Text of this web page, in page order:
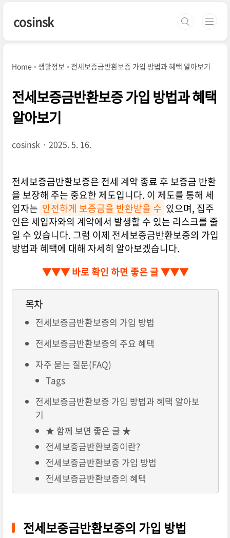
cosinsk
Home 생활정보 전세보증금반환보증 가입 방법과 혜택 알아보기
전세보증금반환보증 가입 방법과 혜택
알아보기
cosinsk 2025. 5. 16.
전세보증금반환보증은 전세 계약 종료 후 보증금 반환
을 보장해 주는 중요한 제도입니다. 이 제도를 통해 세
입자는 안전하게 보증금을 반환받을 수 있으며, 집주
인은 세입자와의 계약에서 발생할 수 있는 리스크를 줄
일 수 있습니다. 그럼 이제 전세보증금반환보증의 가입
방법과 혜택에 대해 자세히 알아보겠습니다.
▼▼▼ 바로 확인 하면 좋은 글 ▼▼▼
목차
전세보증금반환보증의 가입 방법
전세보증금반환보증의 주요 혜택
자주 묻는 질문(FAQ)
Tags
전세보증금반환보증 가입 방법과 혜택 알아보
기
★ 함께 보면 좋은 글 ★
전세보증금반환보증이란?
전세보증금반환보증 가입 방법
전세보증금반환보증의 혜택
전세보증금반환보증의 가입 방법